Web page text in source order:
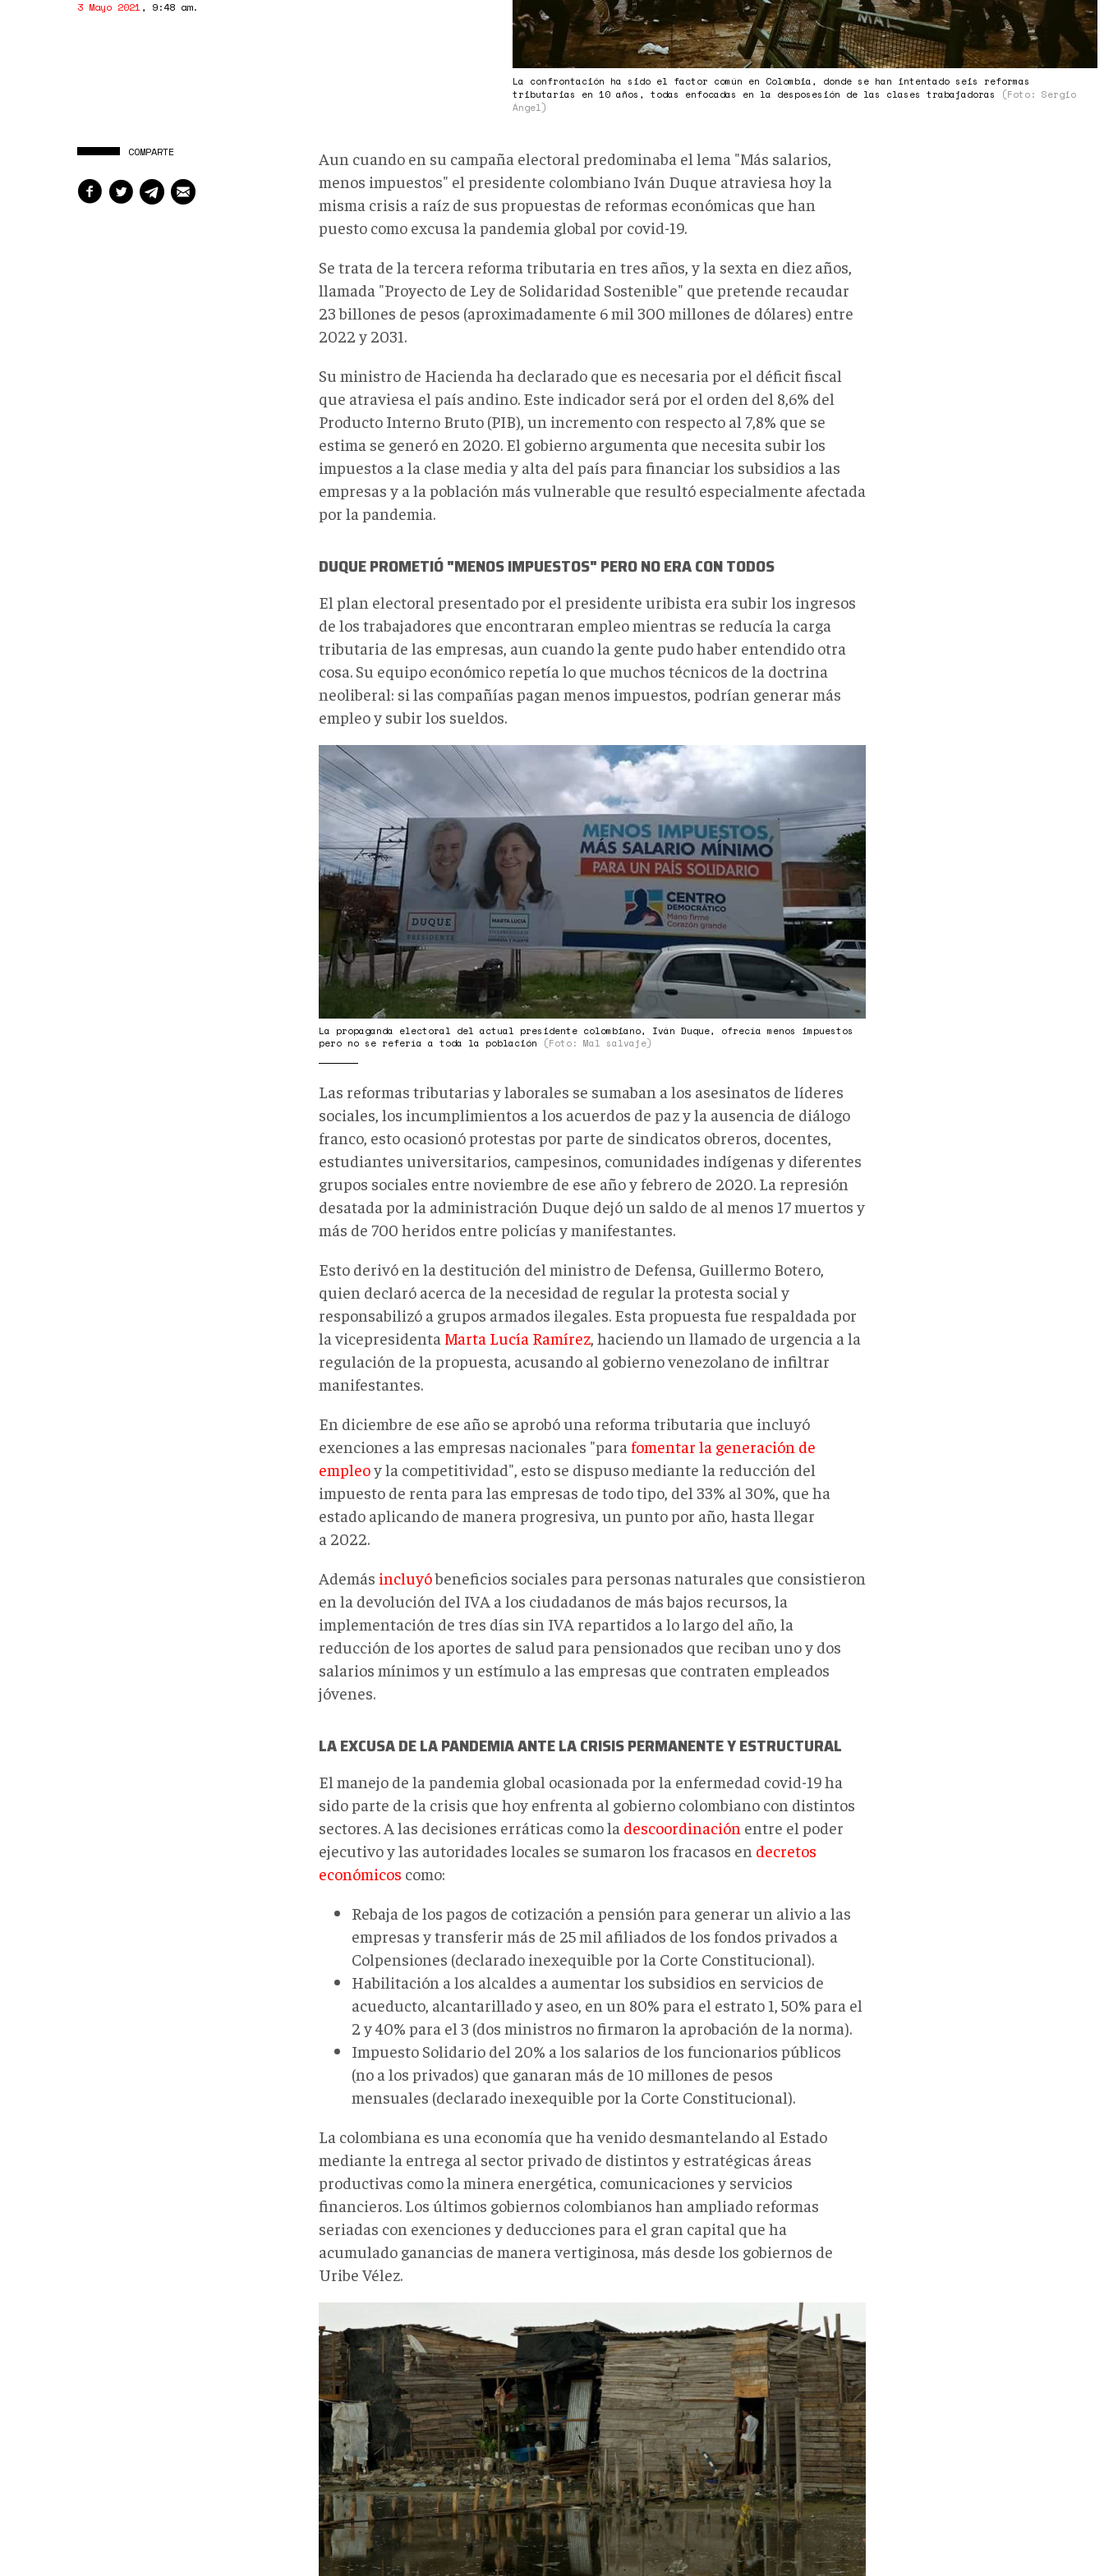
La confrontación ha sido el factor común en Colombia, donde se han intentado seis reformas
tributarias en 10 años, todas enfocadas en la desposesión de las clases trabajadoras
(Foto: Sergio
Ángel)
3 Mayo 2021, 9:48 am.
COMPARTE
Aun cuando en su campaña electoral predominaba el lema "Más salarios,
menos impuestos" el presidente colombiano Iván Duque atraviesa hoy la
misma crisis a raíz de sus propuestas de reformas económicas que han
puesto como excusa la pandemia global por covid-19.
Se trata de la tercera reforma tributaria en tres años, y la sexta en diez años,
llamada "Proyecto de Ley de Solidaridad Sostenible" que pretende recaudar
23 billones de pesos (aproximadamente 6 mil 300 millones de dólares) entre
2022 y 2031.
Su ministro de Hacienda ha declarado que es necesaria por el déficit fiscal
que atraviesa el país andino. Este indicador será por el orden del 8,6% del
Producto Interno Bruto (PIB), un incremento con respecto al 7,8% que se
estima se generó en 2020. El gobierno argumenta que necesita subir los
impuestos a la clase media y alta del país para financiar los subsidios a las
empresas y a la población más vulnerable que resultó especialmente afectada
por la pandemia.
DUQUE PROMETIÓ "MENOS IMPUESTOS" PERO NO ERA CON TODOS
El plan electoral presentado por el presidente uribista era subir los ingresos
de los trabajadores que encontraran empleo mientras se reducía la carga
tributaria de las empresas, aun cuando la gente pudo haber entendido otra
cosa. Su equipo económico repetía lo que muchos técnicos de la doctrina
neoliberal: si las compañías pagan menos impuestos, podrían generar más
empleo y subir los sueldos.
reformacolombia001.jpg
La propaganda electoral del actual presidente colombiano, Iván Duque, ofrecía menos impuestos
pero no se refería a toda la población
(Foto: Mal salvaje)
Las reformas tributarias y laborales se sumaban a los asesinatos de líderes
sociales, los incumplimientos a los acuerdos de paz y la ausencia de diálogo
franco, esto ocasionó protestas por parte de sindicatos obreros, docentes,
estudiantes universitarios, campesinos, comunidades indígenas y diferentes
grupos sociales entre noviembre de ese año y febrero de 2020. La represión
desatada por la administración Duque dejó un saldo de al menos 17 muertos y
más de 700 heridos entre policías y manifestantes.
Esto derivó en la destitución del ministro de Defensa, Guillermo Botero,
quien declaró acerca de la necesidad de regular la protesta social y
responsabilizó a grupos armados ilegales. Esta propuesta fue respaldada por
la vicepresidenta Marta Lucía Ramírez, haciendo un llamado de urgencia a la
regulación de la propuesta, acusando al gobierno venezolano de infiltrar
manifestantes.
En diciembre de ese año se aprobó una reforma tributaria que incluyó
exenciones a las empresas nacionales "para fomentar la generación de
empleoy la competitividad", esto se dispuso mediante la reducción del
impuesto de renta para las empresas de todo tipo, del 33% al 30%, que ha
estado aplicando de manera progresiva, un punto por año, hasta llegar
a 2022.
Además incluyóbeneficios sociales para personas naturales que consistieron
en la devolución del IVA a los ciudadanos de más bajos recursos, la
implementación de tres días sin IVA repartidos a lo largo del año, la
reducción de los aportes de salud para pensionados que reciban uno y dos
salarios mínimos y un estímulo a las empresas que contraten empleados
jóvenes.
LA EXCUSA DE LA PANDEMIA ANTE LA CRISIS PERMANENTE Y ESTRUCTURAL
El manejo de la pandemia global ocasionada por la enfermedad covid-19 ha
sido parte de la crisis que hoy enfrenta al gobierno colombiano con distintos
sectores. A las decisiones erráticas como la descoordinación entre el poder
ejecutivo y las autoridades locales se sumaron los fracasos en decretos
económicos como:
Rebaja de los pagos de cotización a pensión para generar un alivio a las
empresas y transferir más de 25 mil afiliados de los fondos privados a
Colpensiones (declarado inexequible por la Corte Constitucional).
Habilitación a los alcaldes a aumentar los subsidios en servicios de
acueducto, alcantarillado y aseo, en un 80% para el estrato 1, 50% para el
2 y 40% para el 3 (dos ministros no firmaron la aprobación de la norma).
Impuesto Solidario del 20% a los salarios de los funcionarios públicos
(no a los privados) que ganaran más de 10 millones de pesos
mensuales (declarado inexequible por la Corte Constitucional).
La colombiana es una economía que ha venido desmantelando al Estado
mediante la entrega al sector privado de distintos y estratégicas áreas
productivas como la minera energética, comunicaciones y servicios
financieros. Los últimos gobiernos colombianos han ampliado reformas
seriadas con exenciones y deducciones para el gran capital que ha
acumulado ganancias de manera vertiginosa, más desde los gobiernos de
Uribe Vélez.
reformacolombia002.jpg